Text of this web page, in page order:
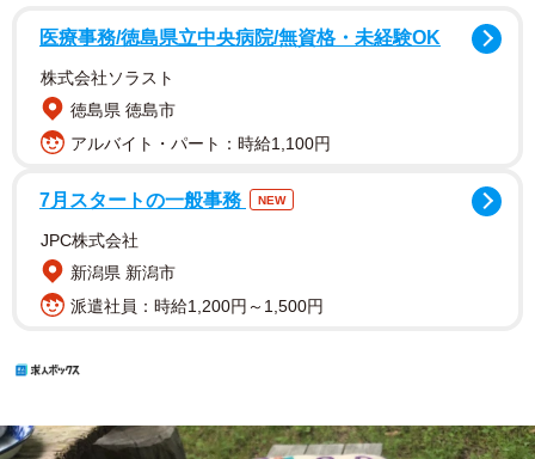
医療事務/徳島県立中央病院/無資格・未経験OK
株式会社ソラスト
徳島県 徳島市
アルバイト・パート：時給1,100円
7月スタートの一般事務 NEW
JPC株式会社
新潟県 新潟市
派遣社員：時給1,200円～1,500円